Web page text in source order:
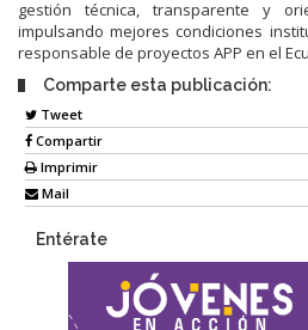
gestión técnica, transparente y
impulsando mejores condiciones
responsable de proyectos APP en el
Comparte esta publicación:
Tweet
Compartir
Imprimir
Mail
Entérate